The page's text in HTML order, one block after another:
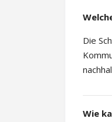
Die
Wie